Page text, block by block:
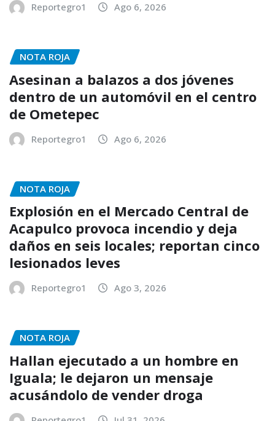
Reportegro1 Ago 6, 2026
NOTA ROJA
Asesinan a balazos a dos jóvenes
dentro de un automóvil en el centro
de Ometepec
Reportegro1 Ago 6, 2026
NOTA ROJA
Explosión en el Mercado Central de
Acapulco provoca incendio y deja
daños en seis locales; reportan cinco
lesionados leves
Reportegro1 Ago 3, 2026
NOTA ROJA
Hallan ejecutado a un hombre en
Iguala; le dejaron un mensaje
acusándolo de vender droga